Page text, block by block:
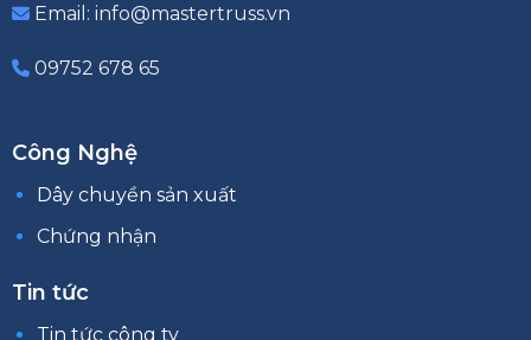
Email: info@mastertruss.vn
09752 678 65
Công Nghệ
Dây chuyền sản xuất
Chứng nhận
Tin tức
Tin tức công ty